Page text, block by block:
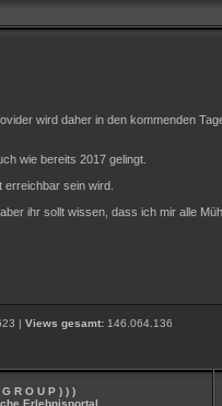
wird daher in den kommenden
wie bereits 2017 gelingt.
sein wird.
ihr sollt wissen, dass ich mir alle
| Views gesamt:146.064.136
R O U P ) ) )
Erlebnisportal